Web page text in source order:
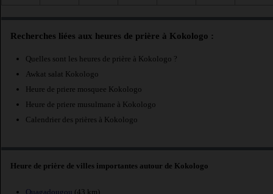
Recherches liées aux heures de prière à Kokologo :
Quelles sont les heures de prière à Kokologo ?
Awkat salat Kokologo
Heure de priere mosquee Kokologo
Heure de priere musulmane à Kokologo
Calendrier des prières à Kokologo
Heure de prière de villes importantes autour de Kokologo
Ouagadougou (43 km)